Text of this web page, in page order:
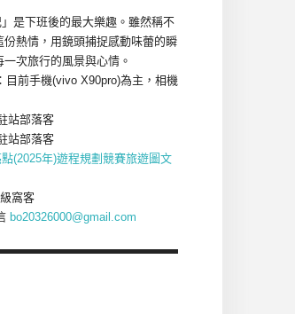
是下班後的最大樂趣。雖然稱不
份熱情，用鏡頭捕捉感動味蕾的瞬
次旅行的風景與心情。
前手機(vivo X90pro)為主，相機
站部落客
站部落客
(2025年)遊程規劃競賽旅遊圖文
窩客
bo20326000@gmail.com